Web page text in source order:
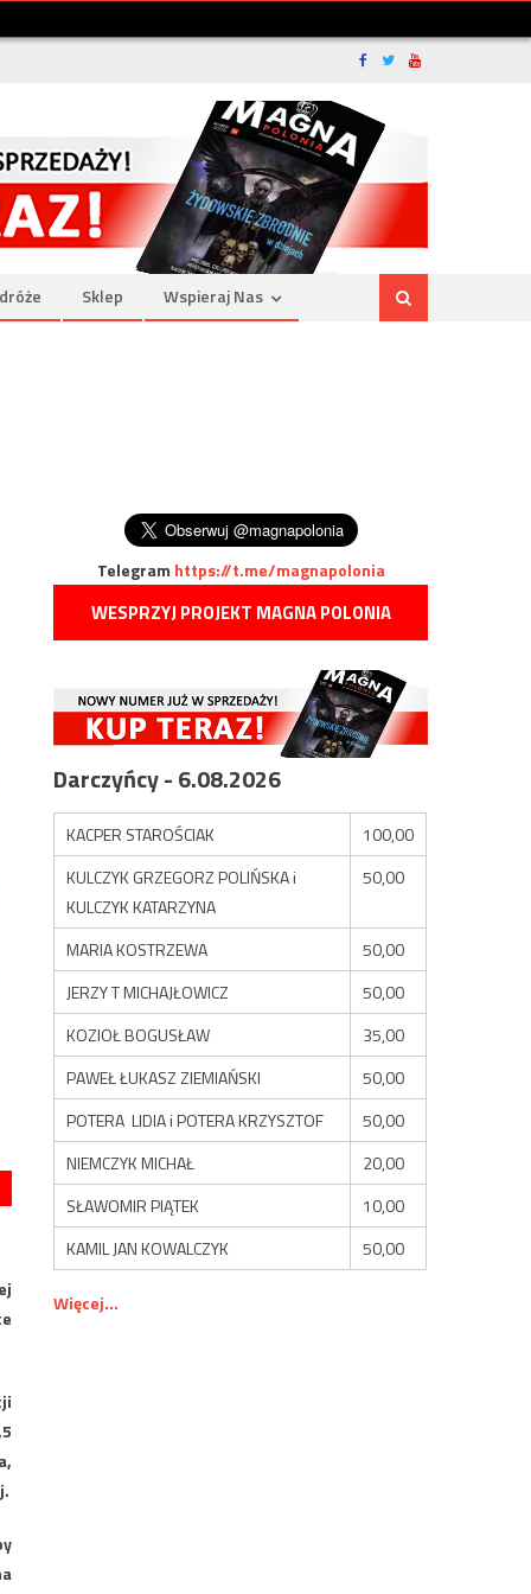
Sklep Wspieraj Nas
Telegram https://t.me/magnapolonia
WESPRZYJ PROJEKT MAGNA POLONIA
Darczyńcy - 6.08.2026
KACPER STAROŚCIAK
100,00
KULCZYK GRZEGORZ POLIŃSKA i
KULCZYK KATARZYNA
50,00
MARIA KOSTRZEWA
50,00
JERZY T MICHAJŁOWICZ
50,00
KOZIOŁ BOGUSŁAW
35,00
PAWEŁ ŁUKASZ ZIEMIAŃSKI
50,00
POTERA LIDIA i POTERA KRZYSZTOF
50,00
NIEMCZYK MICHAŁ
20,00
SŁAWOMIR PIĄTEK
10,00
KAMIL JAN KOWALCZYK
50,00
Więcej...